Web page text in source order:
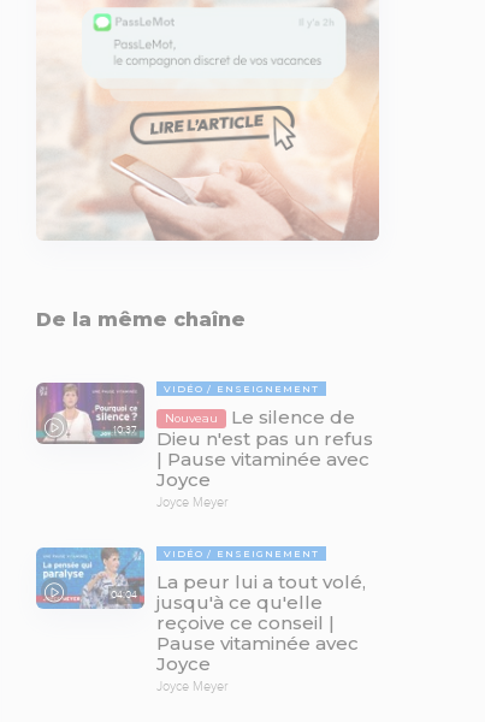
De la même chaîne
10:37
VIDÉO ENSEIGNEMENT
Nouveau
Le silence de
Dieu n'est pas un refus
| Pause vitaminée avec
Joyce
Joyce Meyer
04:04
VIDÉO ENSEIGNEMENT
La peur lui a tout volé,
jusqu'à ce qu'elle
reçoive ce conseil |
Pause vitaminée avec
Joyce
Joyce Meyer